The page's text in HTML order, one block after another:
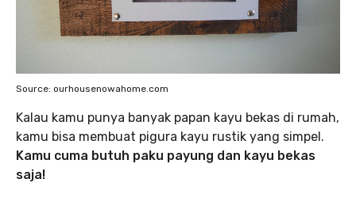
Source: ourhousenowahome.com
Kalau kamu punya banyak papan kayu bekas di rumah,
kamu bisa membuat pigura kayu rustik yang simpel.
Kamu cuma butuh paku payung dan kayu bekas
saja!